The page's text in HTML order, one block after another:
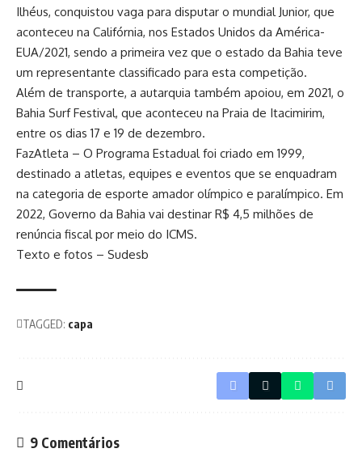
Ilhéus, conquistou vaga para disputar o mundial Junior, que
aconteceu na Califórnia, nos Estados Unidos da América-
EUA/2021, sendo a primeira vez que o estado da Bahia teve
um representante classificado para esta competição.
Além de transporte, a autarquia também apoiou, em 2021, o
Bahia Surf Festival, que aconteceu na Praia de Itacimirim,
entre os dias 17 e 19 de dezembro.
FazAtleta – O Programa Estadual foi criado em 1999,
destinado a atletas, equipes e eventos que se enquadram
na categoria de esporte amador olímpico e paralímpico. Em
2022, Governo da Bahia vai destinar R$ 4,5 milhões de
renúncia fiscal por meio do ICMS.
Texto e fotos – Sudesb
TAGGED: capa
9 Comentários